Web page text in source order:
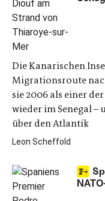
Die Kanarischen
Migrationsroute
sie 2006 als einer
wieder im Senegal –
über den Atlantik
Leon Scheffold